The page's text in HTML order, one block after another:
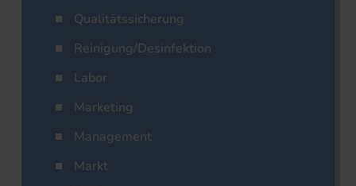
Qualitätssicherung
Reinigung/Desinfektion
Labor
Marketing
Management
Markt